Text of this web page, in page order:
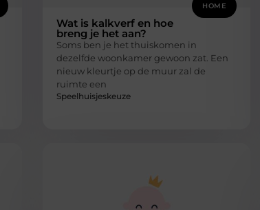
HOME
Wat is kalkverf en hoe
breng je het aan?
Soms ben je het thuiskomen in
dezelfde woonkamer gewoon zat. Een
nieuw kleurtje op de muur zal de
ruimte een
Speelhuisjeskeuze